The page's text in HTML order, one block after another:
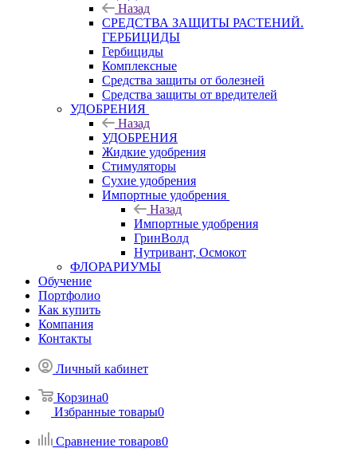
Назад
СРЕДСТВА ЗАЩИТЫ РАСТЕНИЙ.
ГЕРБИЦИДЫ
Гербициды
Комплексные
Средства защиты от болезней
Средства защиты от вредителей
УДОБРЕНИЯ
Назад
УДОБРЕНИЯ
Жидкие удобрения
Стимуляторы
Сухие удобрения
Импортные удобрения
Назад
Импортные удобрения
ГринВолд
Нутривант, Осмокот
ФЛОРАРИУМЫ
Обучение
Портфолио
Как купить
Компания
Контакты
Личный кабинет
Корзина0
Избранные товары0
Сравнение товаров0